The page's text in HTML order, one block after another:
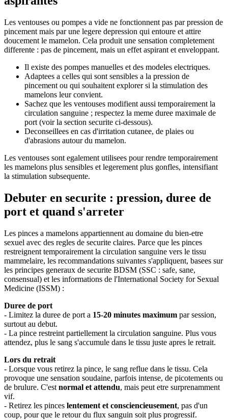
Les ventouses ou pompes a vide ne fonctionnent pas par pression de
pincement mais par une legere depression qui entoure et attire
doucement le mamelon. Cela produit une sensation completement
differente : pas de pincement, mais un effet aspirant et enveloppant.
Il existe des pompes manuelles et des modeles electriques.
Adaptees a celles qui sont sensibles a la pression de
pincement ou qui souhaitent explorer si la stimulation des
mamelons leur convient.
Sachez que les ventouses modifient aussi temporairement la
circulation sanguine ; respectez la meme duree maximale de
port (voir la section securite ci-dessous).
Deconseillees en cas d'irritation cutanee, de plaies ou
d'abrasions autour du mamelon.
Les ventouses sont egalement utilisees pour rendre temporairement
les mamelons plus sensibles et legerement plus gonfles, intensifiant
la stimulation subsequente.
Debuter en securite : pression, duree de
port et quand s'arreter
Les pinces a mamelons appartiennent au domaine du bien-etre
sexuel avec des regles de securite claires. Parce que les pinces
restreignent temporairement la circulation sanguine vers le tissu
mammelaire, les recommandations suivantes s'appliquent, basees sur
les principes generaux de securite BDSM (SSC : safe, sane,
consensual) et les informations de l'International Society for Sexual
Medicine (ISSM) :
Duree de port
- Limitez la duree de port a 15-20 minutes maximum par session,
surtout au debut.
- La pince restreint partiellement la circulation sanguine. Plus vous
attendez, plus le sang s'accumule dans le tissu juste apres le retrait.
Lors du retrait
- Lorsque vous retirez la pince, le sang reflue dans le tissu. Cela
provoque une sensation soudaine, parfois intense, de picotements ou
de brulure. C'est normal et attendu, mais peut etre surprenamment
vif.
- Retirez les pinces lentement et consciencieusement, pas d'un
coup, pour que le retour du flux sanguin soit plus progressif.